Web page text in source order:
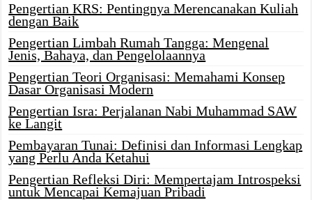
Pengertian KRS: Pentingnya Merencanakan Kuliah
dengan Baik
Pengertian Limbah Rumah Tangga: Mengenal
Jenis, Bahaya, dan Pengelolaannya
Pengertian Teori Organisasi: Memahami Konsep
Dasar Organisasi Modern
Pengertian Isra: Perjalanan Nabi Muhammad SAW
ke Langit
Pembayaran Tunai: Definisi dan Informasi Lengkap
yang Perlu Anda Ketahui
Pengertian Refleksi Diri: Mempertajam Introspeksi
untuk Mencapai Kemajuan Pribadi